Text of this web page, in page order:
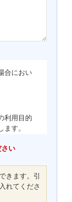
合におい
利用目的
す。
の配送、
運営に関
メールに
さい
きます。引
れてくださ